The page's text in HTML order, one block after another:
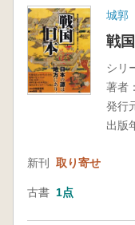
城郭
戦
シリ
著者：
発行
出版
新刊 取り寄せ
古書 1点